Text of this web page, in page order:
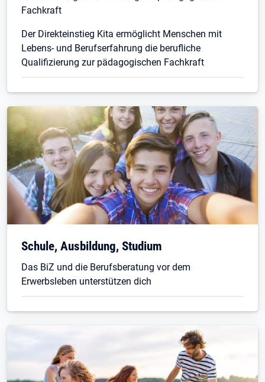
Fachkraft
Der Direkteinstieg Kita ermöglicht Menschen mit
Lebens- und Berufserfahrung die berufliche
Qualifizierung zur pädagogischen Fachkraft
Öffnet in neuem Tab
Schule, Ausbildung, Studium
Das BiZ und die Berufsberatung vor dem
Erwerbsleben unterstützen dich